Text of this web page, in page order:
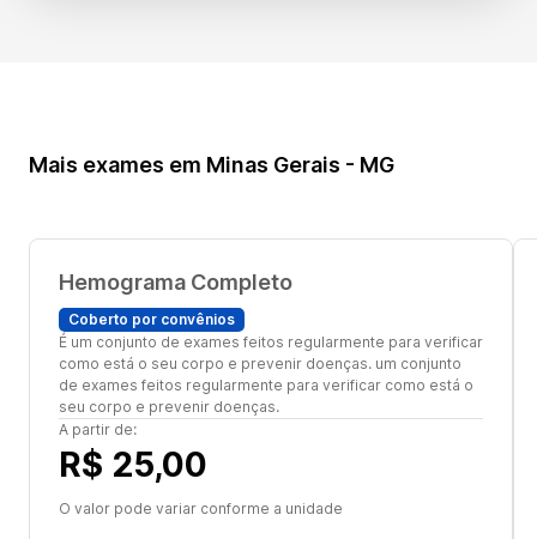
Mais exames em Minas Gerais - MG
Hemograma Completo
Coberto por convênios
É um conjunto de exames feitos regularmente para verificar
como está o seu corpo e prevenir doenças. um conjunto
de exames feitos regularmente para verificar como está o
seu corpo e prevenir doenças.
A partir de:
R$ 25,00
O valor pode variar conforme a unidade